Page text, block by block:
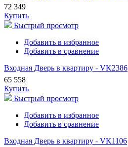
72 349
Купить
Быстрый просмотр
Добавить в избранное
Добавить в сравнение
Входная Дверь в квартиру - VK2386
65 558
Купить
Быстрый просмотр
Добавить в избранное
Добавить в сравнение
Входная Дверь в квартиру - VK1106